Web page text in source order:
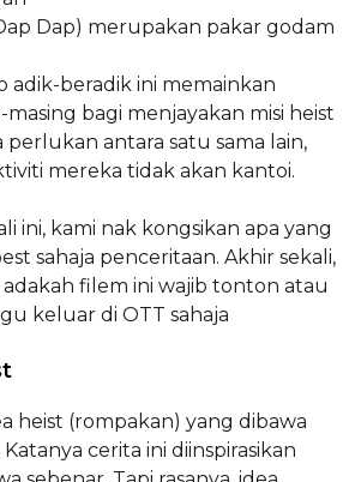
Dap) merupakan pakar godam
adik-beradik ini memainkan
bagi menjayakan misi heist
perlukan antara satu sama lain,
mereka tidak akan kantoi.
ini, kami nak kongsikan apa yang
sahaja penceritaan. Akhir sekali,
filem ini wajib tonton atau
keluar di OTT sahaja
heist (rompakan) yang dibawa
cerita ini diinspirasikan